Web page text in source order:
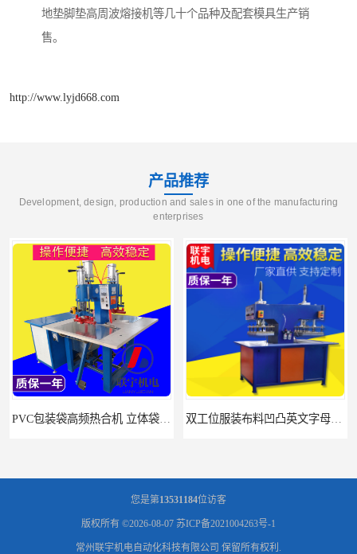
地垫脚垫高周波熔接机等几十个品种及配套模具生产销
售。
http://www.lyjd668.com
产品推荐
Development, design, production and sales in one of the manufacturing
enterprises
PVC包装袋高频热合机 立体袋焊接机 找联宇生产厂家 双工位服装布料凹凸英文字母压字机找联宇制造厂
您是第13531184位访客
版权所有 ©2026-08-07 苏ICP备2021004263号-1
常州联宇机电自动化科技有限公司 保留所有权利.